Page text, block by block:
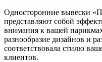
Односторонние вывески
представляют собой
внимания к вашей
разнообразие дизайнов и
соответствовала стилю
клиентов.